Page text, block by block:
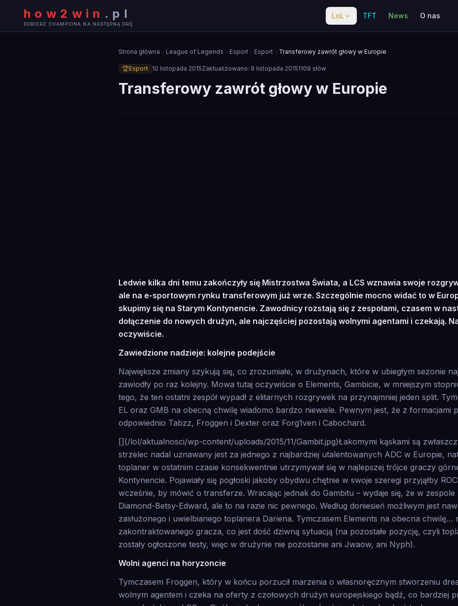
how2win . pl
DOBIERZ CHAMPIONA NA NASTĘPNĄ GRĘ
LoL TFT News O nas
Strona główna League of Legends Esport Esport Transferowy zawrót głowy w Europie
🏆Esport 10 listopada 2015Zaktualizowano: 9 listopada 20151109 słów
Transferowy zawrót głowy w Europie
Ledwie kilka dni temu zakończyły się Mistrzostwa Świata, a LCS wznawia swoje
ale na e-sportowym rynku transferowym już wrze. Szczególnie mocno widać to w
skupimy się na Starym Kontynencie. Zawodnicy rozstają się z zespołami, czasem w
dołączenie do nowych drużyn, ale najczęściej pozostają wolnymi agentami i czekają.
oczywiście.
Zawiedzione nadzieje: kolejne podejście
Największe zmiany szykują się, co zrozumiałe, w drużynach, które w ubiegłym sezonie
zawiodły po raz kolejny. Mowa tutaj oczywiście o Elements, Gambicie, w mniejszym
tego, że ten ostatni zespół wypadł z elitarnych rozgrywek na przynajmniej jeden split.
EL oraz GMB na obecną chwilę wiadomo bardzo niewiele. Pewnym jest, że z formacjami
odpowiednio Tabzz, Froggen i Dexter oraz Forg1ven i Cabochard.
[](/lol/aktualnosci/wp-content/uploads/2015/11/Gambit.jpg)Łakomymi kąskami są
strzelec nadal uznawany jest za jednego z najbardziej utalentowanych ADC w Europie,
toplaner w ostatnim czasie konsekwentnie utrzymywał się w najlepszej trójce graczy
Kontynencie. Pojawiały się pogłoski jakoby obydwu chętnie w swoje szeregi przyjąłby
wcześnie, by mówić o transferze. Wracając jednak do Gambitu – wydaje się, że w
Diamond-Betsy-Edward, ale to na razie nic pewnego. Według doniesień możliwym jest
zasłużonego i uwielbianego toplanera Dariena. Tymczasem Elements na obecna chwilę…
zakontraktowanego gracza, co jest dość dziwną sytuacją (na pozostałe pozycję, czyli
zostały ogłoszone testy, więc w drużynie nie pozostanie ani Jwaow, ani Nyph).
Wolni agenci na horyzoncie
Tymczasem Froggen, który w końcu porzucił marzenia o własnoręcznym stworzeniu
wolnym agentem i czeka na oferty z czołowych drużyn europejskiego bądź, co bardziej